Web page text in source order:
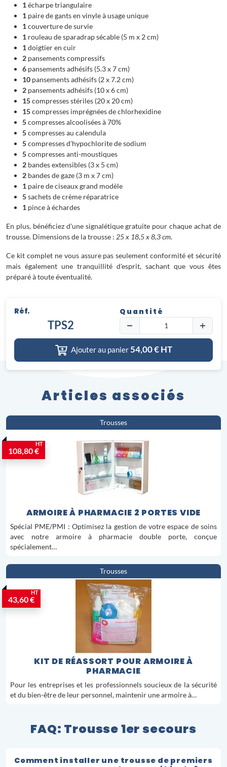
1écharpe triangulaire
1 paire de gants en vinyle à usage unique
1couverture de survie
1 rouleau de sparadrap sécable (5 m x 2 cm)
1doigtier en cuir
2 pansements compressifs
6 pansements adhésifs (5.3 x 7 cm)
10 pansements adhésifs (2 x 7.2 cm)
2 pansements adhésifs (10 x 6 cm)
15compresses stériles (20 x 20 cm)
15compresses imprégnées de chlorhexidine
5compresses alcoolisées à 70%
5compresses au calendula
5compresses d'hypochlorite de sodium
5compresses anti-moustiques
2 bandes extensibles (3 x 5 cm)
2 bandes de gaze (3 m x 7 cm)
1 paire de ciseaux grand modèle
5sachets de crème réparatrice
1 pince à échardes
En plus, bénéficiez d'une signalétique gratuite pour chaque achat de
trousse. Dimensions de la trousse : 25 x 18,5 x 8,3 cm.
Ce kit complet ne vous assure pas seulement conformité et sécurité
mais également une tranquillité d'esprit, sachant que vous êtes
préparé à toute éventualité.
Réf.
TPS2
Quantité
Ajouter au panier54,00€ HT
Articles associés
Trousses
108,80 €
HT
ARMOIRE À PHARMACIE 2 PORTES VIDE
Spécial PME/PMI : Optimisez la gestion de votre espace de soins
avec notre armoire à pharmacie double porte, conçue
spécialement…
Trousses
43,60 €
HT
KIT DE RÉASSORT POUR ARMOIRE À
PHARMACIE
Pour les entreprises et les professionnels soucieux de la sécurité
et du bien-être de leur personnel, maintenir une armoire à…
FAQ: Trousse 1er secours
Comment installer une trousse de premiers